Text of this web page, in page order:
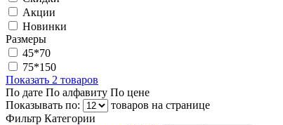
Акции
Новинки
Размеры
45*70
75*150
Показать 2 товаров
По дате По алфавиту По цене
Показывать по:
товаров на странице
Фильтр Категории